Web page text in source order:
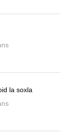
la soxla